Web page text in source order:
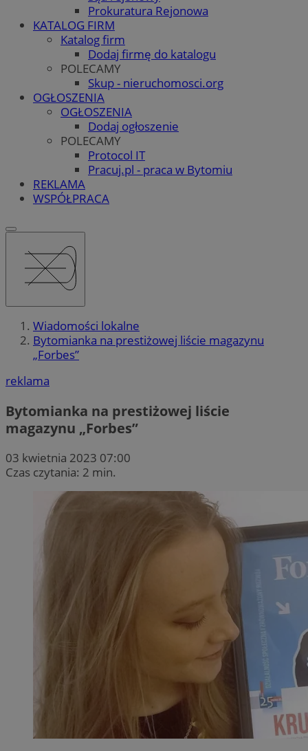
Prokuratura Rejonowa
KATALOG FIRM
Katalog firm
Dodaj firmę do katalogu
POLECAMY
Skup - nieruchomosci.org
OGŁOSZENIA
OGŁOSZENIA
Dodaj ogłoszenie
POLECAMY
Protocol IT
Pracuj.pl - praca w Bytomiu
REKLAMA
WSPÓŁPRACA
Wiadomości lokalne
Bytomianka na prestiżowej liście magazynu
„Forbes”
reklama
Bytomianka na prestiżowej liście
magazynu „Forbes”
03 kwietnia 2023 07:00
Czas czytania: 2 min.